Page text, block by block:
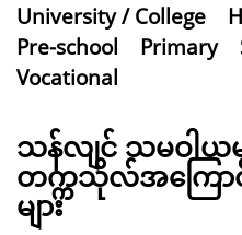
University / College
Pre-school
Primary
Vocational
သန်လျင် သမဝါယ
တက္ကသိုလ်အကြော
များ